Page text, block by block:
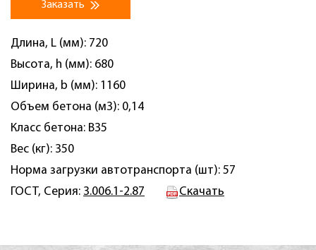
Заказать
Длина, L (мм): 720
Высота, h (мм): 680
Ширина, b (мм): 1160
Объем бетона (м3): 0,14
Класс бетона: B35
Вес (кг): 350
Норма загрузки автотранспорта (шт): 57
ГОСТ, Серия: 3.006.1-2.87 Скачать